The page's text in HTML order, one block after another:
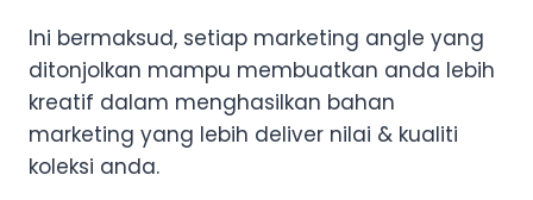
Ini bermaksud, setiap marketing angle yang
ditonjolkan mampu membuatkan anda lebih
kreatif dalam menghasilkan bahan
marketing yang lebih deliver nilai & kualiti
koleksi anda.